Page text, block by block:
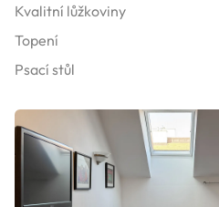
Kvalitní lůžkoviny
Topení
Psací stůl